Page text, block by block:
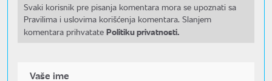
Svaki korisnik pre pisanja komentara mora se upoznati sa
Pravilima i uslovima korišćenja komentara. Slanjem
komentara prihvatate Politiku privatnosti.